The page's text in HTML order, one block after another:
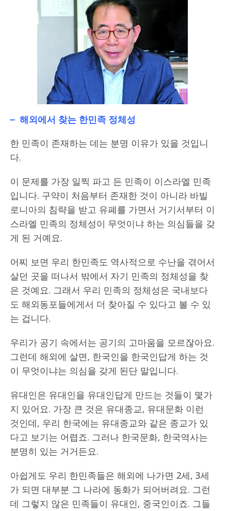
– 해외에서 찾는 한민족 정체성
한 민족이 존재하는 데는 분명 이유가 있을 것입니
다.
이 문제를 가장 일찍 파고 든 민족이 이스라엘 민족
입니다. 구약이 처음부터 존재한 것이 아니라 바빌
로니아의 침략을 받고 유폐를 가면서 거기서부터 이
스라엘 민족의 정체성이 무엇이냐 하는 의심들을 갖
게 된 거예요.
어찌 보면 우리 한민족도 역사적으로 수난을 겪어서
살던 곳을 떠나서 밖에서 자기 민족의 정체성을 찾
은 것예요. 그래서 우리 민족의 정체성은 국내보다
도 해외동포들에게서 더 찾아질 수 있다고 볼 수 있
는 겁니다.
우리가 공기 속에서는 공기의 고마움을 모르잖아요.
그런데 해외에 살면, 한국인을 한국인답게 하는 것
이 무엇이냐는 의심을 갖게 된단 말입니다.
유대인은 유대인을 유대인답게 만드는 것들이 몇가
지 있어요. 가장 큰 것은 유대종교, 유대문화 이런
것인데, 우리 한국에는 유대종교와 같은 종교가 있
다고 보기는 어렵죠. 그러나 한국문화, 한국역사는
분명히 있는 거거든요.
아쉽게도 우리 한민족들은 해외에 나가면 2세, 3세
가 되면 대부분 그 나라에 동화가 되어버려요. 그런
데 그렇지 않은 민족들이 유대인, 중국인이죠. 그들